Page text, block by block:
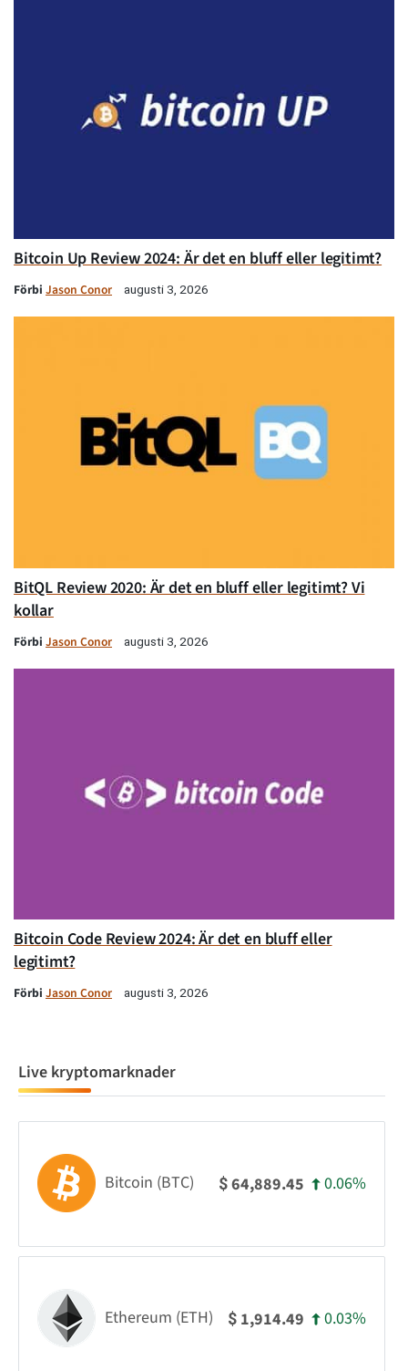
Bitcoin Up Review 2024: Är det en bluff eller legitimt?
Förbi Jason Conor augusti 3, 2026
BitQL Review 2020: Är det en bluff eller legitimt? Vi
kollar
Förbi Jason Conor augusti 3, 2026
Bitcoin Code Review 2024: Är det en bluff eller
legitimt?
Förbi Jason Conor augusti 3, 2026
Live kryptomarknader
Bitcoin (BTC) $64,889.45 0.06%
Ethereum (ETH) $ 1,914.49 0.03%